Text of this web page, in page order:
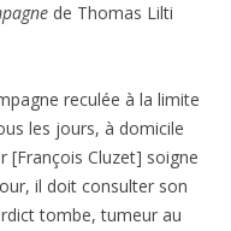
de Thomas Lilti
reculée à la limite
les jours, à domicile
[François Cluzet] soigne
il doit consulter son
tombe, tumeur au